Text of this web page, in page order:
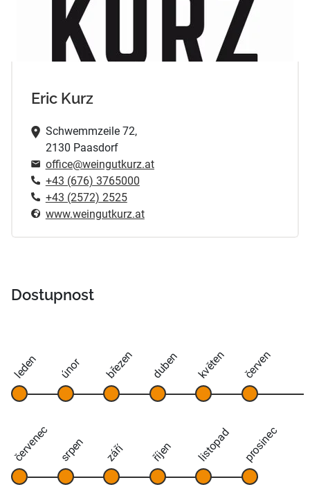
Eric Kurz
Schwemmzeile 72,
2130 Paasdorf
office@weingutkurz.at
+43 (676) 3765000
+43 (2572) 2525
www.weingutkurz.at
Dostupnost
leden únor březen duben květen červen
červenec srpen září říjen listopad prosinec